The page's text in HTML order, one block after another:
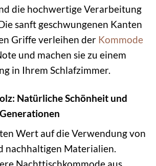
die hochwertige Verarbeitung
sanft geschwungenen Kanten
Griffe verleihen der Kommode
und machen sie zu einem
in Ihrem Schlafzimmer.
Natürliche Schönheit und
Wert auf die Verwendung von
nachhaltigen Materialien.